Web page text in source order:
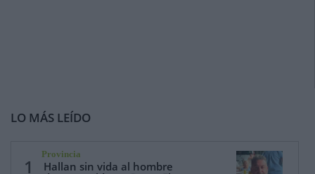
LO MÁS LEÍDO
1
Provincia
Hallan sin vida al hombre